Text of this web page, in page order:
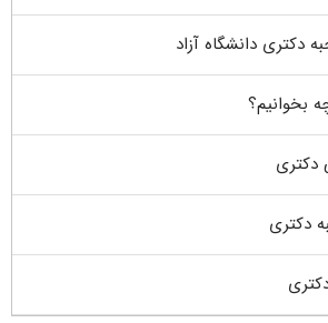
دکتری دانشگاه آزاد
بخوانیم؟
دکتری
دکتری